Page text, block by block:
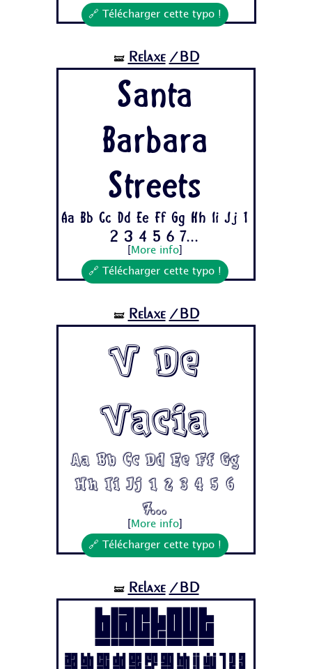
🔗 Télécharger cette typo !
🝛 Relaxe /BD
Santa
Barbara
Streets
Aa Bb Cc Dd Ee Ff Gg Hh Ii Jj 1
2 3 4 5 6 7...
More info]
🔗 Télécharger cette typo !
🝛 Relaxe /BD
V De
Vacia
Aa Bb Cc Dd Ee Ff Gg
Hh Ii Jj 1 2 3 4 5 6
7...
More info]
🔗 Télécharger cette typo !
🝛 Relaxe /BD
BLACKOUT
Aa Bb Cc Dd Ee Ff Gg Hh Ii Jj 1 2 3